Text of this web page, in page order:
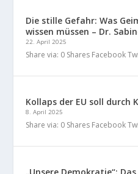
Die stille Gefahr: Was
wissen müssen – Dr.
22. April 2025
Share via: 0 Shares Facebook
Kollaps der EU soll durch
8. April 2025
Share via: 0 Shares Facebook